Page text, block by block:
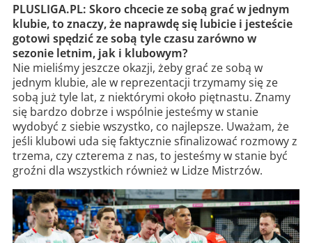
PLUSLIGA.PL: Skoro chcecie ze sobą grać w jednym
klubie, to znaczy, że naprawdę się lubicie i jesteście
gotowi spędzić ze sobą tyle czasu zarówno w
sezonie letnim, jak i klubowym?
Nie mieliśmy jeszcze okazji, żeby grać ze sobą w
jednym klubie, ale w reprezentacji trzymamy się ze
sobą już tyle lat, z niektórymi około piętnastu. Znamy
się bardzo dobrze i wspólnie jesteśmy w stanie
wydobyć z siebie wszystko, co najlepsze. Uważam, że
jeśli klubowi uda się faktycznie sfinalizować rozmowy z
trzema, czy czterema z nas, to jesteśmy w stanie być
groźni dla wszystkich również w Lidze Mistrzów.